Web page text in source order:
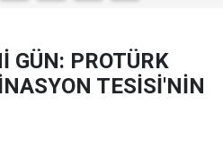
GÜN: PROTÜRK
TESİSİ'NİN